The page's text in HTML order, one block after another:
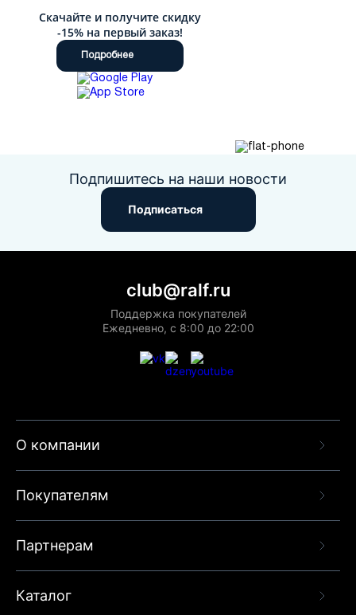
Скачайте и получите скидку
-15% на первый заказ!
Подробнее
Подпишитесь на наши новости
Подписаться
О компании
Покупателям
Партнерам
Каталог
club@ralf.ru
Поддержка покупателей
Ежедневно, с 8:00 до 22:00